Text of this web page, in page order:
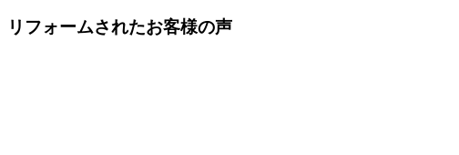
リフォームされたお客様の声